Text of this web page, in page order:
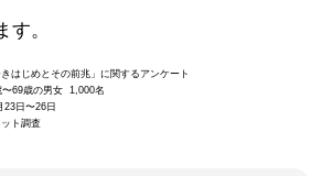
。
きはじめとその前兆」に関するアンケート
〜69歳の男女 1,000名
23日〜26日
ト調査